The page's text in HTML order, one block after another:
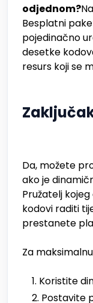
odjednom?
Besplatni
pojedinačno
desetke
resurs koji se
Da, možete
ako je
Pružatelj
kodovi raditi
prestanete
Za
Koristite
Postavite